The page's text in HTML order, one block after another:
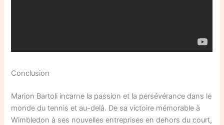
Conclusion
Marion Bartoli incarne la passion et la persévérance dans le
monde du tennis et au-delà. De sa victoire mémorable à
Wimbledon à ses nouvelles entreprises en dehors du court,